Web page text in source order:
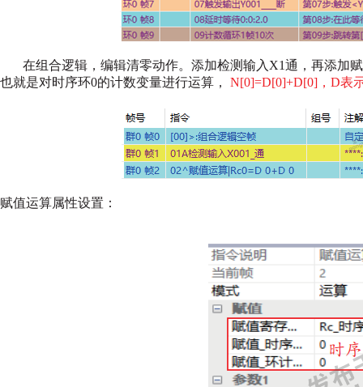
在组合逻辑，编辑清零动作。添加检测输入X1通，再添加
也就是对时序环0的计数变量进行运算， N[0]=D[0]+D[0]，D表
赋值运算属性设置：